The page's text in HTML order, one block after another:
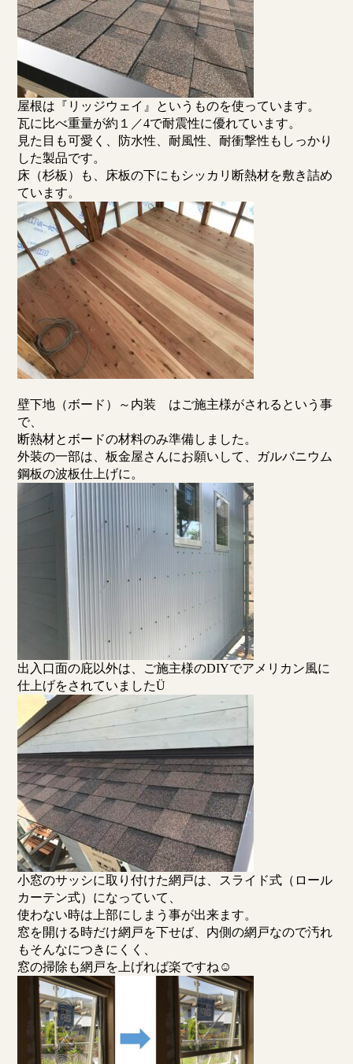
屋根は『リッジウェイ』というものを使っています。
瓦に比べ重量が約１／4で耐震性に優れています。
見た目も可愛く、防水性、耐風性、耐衝撃性もしっかり
した製品です。
床（杉板）も、床板の下にもシッカリ断熱材を敷き詰め
ています。
壁下地（ボード）～内装 はご施主様がされるという事
で、
断熱材とボードの材料のみ準備しました。
外装の一部は、板金屋さんにお願いして、ガルバニウム
鋼板の波板仕上げに。
出入口面の庇以外は、ご施主様のDIYでアメリカン風に
仕上げをされていましたÜ
小窓のサッシに取り付けた網戸は、スライド式（ロール
カーテン式）になっていて、
使わない時は上部にしまう事が出来ます。
窓を開ける時だけ網戸を下せば、内側の網戸なので汚れ
もそんなにつきにくく、
窓の掃除も網戸を上げれば楽ですね☺